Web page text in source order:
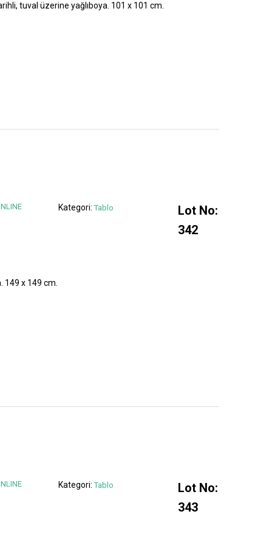
tuval üzerine yağlıboya. 101 x 101 cm.
Kategori:Tablo
Lot No:
342
149 x 149 cm.
Kategori:Tablo
Lot No:
343